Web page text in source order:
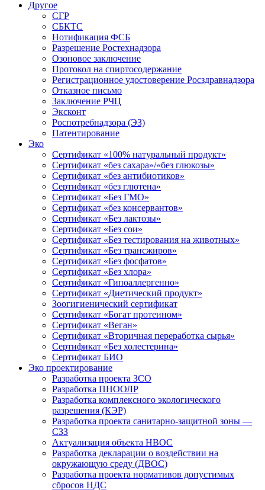
Другое
СГР
СБКТС
Нотификация ФСБ
Разрешение Ростехнадзора
Озоновое заключение
Протокол на спиртосодержание
Регистрационное удостоверение Росздравнадзора
Отказное письмо
Заключение РЧЦ
Эксконт
Роспотребнадзора (ЭЗ)
Патентирование
Эко
Сертификат «100% натуральный продукт»
Сертификат «без сахара»/«без глюкозы»
Сертификат «без антибиотиков»
Сертификат «без глютена»
Сертификат «Без ГМО»
Сертификат «без консервантов»
Сертификат «Без лактозы»
Сертификат «Без сои»
Сертификат «Без тестирования на животных»
Сертификат «Без трансжиров»
Сертификат «Без фосфатов»
Сертификат «Без хлора»
Сертификат «Гипоаллергенно»
Сертификат «Диетический продукт»
Зоогигиенический сертификат
Сертификат «Богат протеином»
Сертификат «Веган»
Сертификат «Вторичная переработка сырья»
Сертификат «Без холестерина»
Сертификат БИО
Эко проектирование
Разработка проекта ЗСО
Разработка ПНООЛР
Разработка комплексного экологического
разрешения (КЭР)
Разработка проекта санитарно-защитной зоны —
СЗЗ
Актуализация объекта НВОС
Разработка декларации о воздействии на
окружающую среду (ДВОС)
Разработка проекта нормативов допустимых
сбросов НДС